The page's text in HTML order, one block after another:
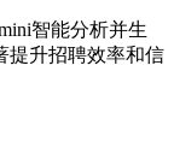
智能分析并生
提升招聘效率和信